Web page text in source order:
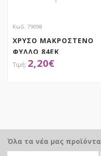
Κωδ. 79098
ΧΡΥΣΟ ΜΑΚΡΟΣΤΕΝΟ
ΦΥΛΛΟ 84ΕΚ
2,20€
Όλα τα νέα μας προϊόντα